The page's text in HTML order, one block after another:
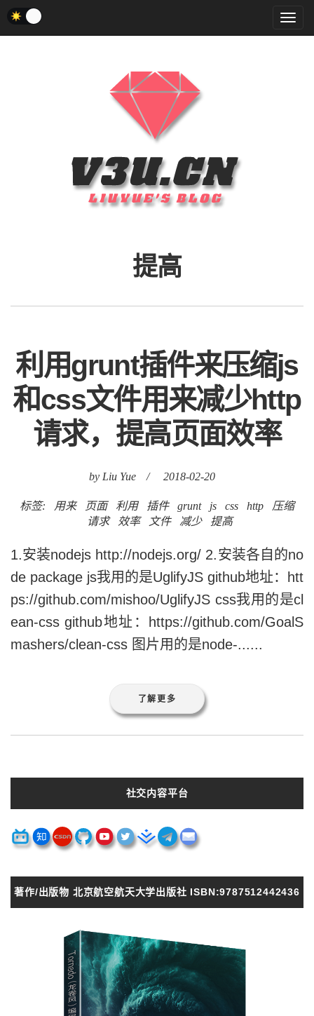
菜
单
提高
利用grunt插件来压缩js
和css文件用来减少http
请求，提高页面效率
by Liu Yue / 2018-02-20
标签: 用来 页面 利用 插件 grunt js css http
压缩
请求
效率 文件 减少 提高
1.安装nodejs http://nodejs.org/ 2.安装各自的no
de package js我用的是UglifyJS github地址：htt
ps://github.com/mishoo/UglifyJS css我用的是cl
ean-css github地址：https://github.com/GoalS
mashers/clean-css 图片用的是node-......
了解更多
社交内容平台
著作/出版物 北京航空航天大学出版社 ISBN:9787512442436